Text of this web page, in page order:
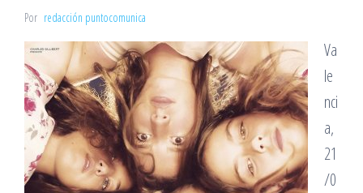
Por redacción puntocomunica
Va
le
nci
a,
21
/0